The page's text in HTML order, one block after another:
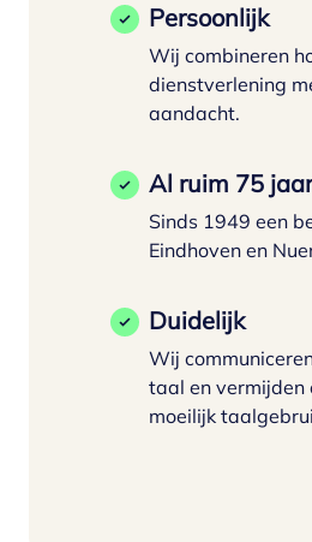
Persoonlijk
Wij combineren
dienstverlening
aandacht.
Al ruim 75 jaar
Sinds 1949 een
Eindhoven en
Duidelijk
Wij
taal en vermijden
moeilijk